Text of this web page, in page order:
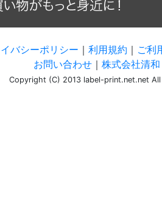
バシーポリシー ｜ 利用規約 ｜ ご利
お問い合わせ｜ 株式会社清
Copyright (C) 2013 label-print.net.net